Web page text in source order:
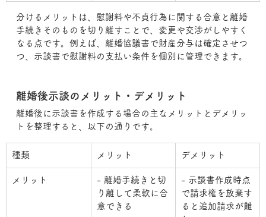
分けるメリットは、慰謝料や不貞行為に関する合意と離婚
手続きそのものを切り離すことで、変更や交渉がしやすく
なる点です。例えば、離婚協議書で財産分与は確定させつ
つ、示談書で慰謝料の支払い条件を個別に管理できます。
離婚後示談のメリット・デメリット
離婚後に示談書を作成する場合の主なメリットとデメリッ
トを整理すると、以下の通りです。
種類 メリット デメリット
メリット
- 離婚手続きと切
り離して柔軟に合
意できる
- 示談書作成時点
で請求権を放棄す
ると追加請求が難